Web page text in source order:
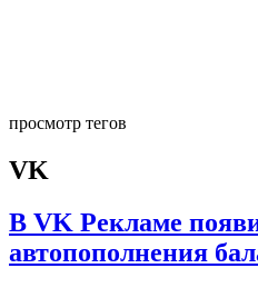
просмотр тегов
VK
В VK Рекламе
автопополнения